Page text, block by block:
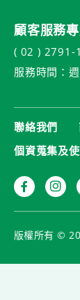
顧客服務
( 02 ) 2791-
服務時間：
聯絡我們
個資蒐集及
版權所有 ©